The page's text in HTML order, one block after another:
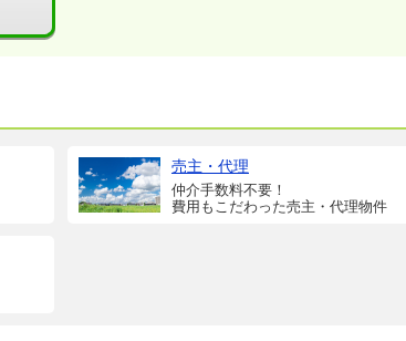
売主・代理
仲介手数料不要！
費用もこだわった売主・代理物件